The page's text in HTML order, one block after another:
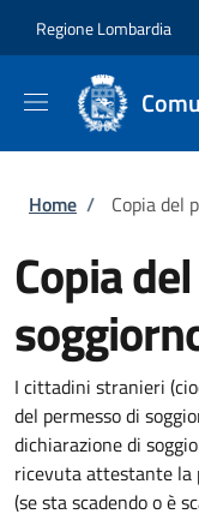
Regione Lombardia
Briciole
Home / Copia del
Copia
I cittadini stranieri
del permesso di
dichiarazione di
ricevuta attestante la
(se sta scadendo o è